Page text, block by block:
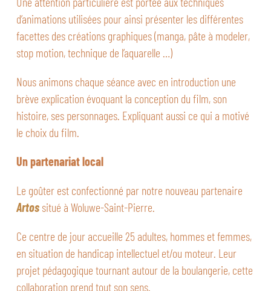
d’animations utilisées pour ainsi présenter les différentes
facettes des créations graphiques (manga, pâte à modeler,
stop motion, technique de l’aquarelle …)
Nous animons chaque séance avec en introduction une
brève explication évoquant la conception du film, son
histoire, ses personnages. Expliquant aussi ce qui a motivé
le choix du film.
Un partenariat local
Le goûter est confectionné par notre nouveau partenaire
Artos situé à Woluwe-Saint-Pierre.
Ce centre de jour accueille 25 adultes, hommes et femmes,
en situation de handicap intellectuel et/ou moteur. Leur
projet pédagogique tournant autour de la boulangerie, cette
collaboration prend tout son sens.